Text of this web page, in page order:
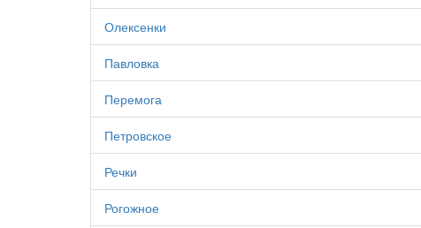
Олексенки
Павловка
Перемога
Петровское
Речки
Рогожное